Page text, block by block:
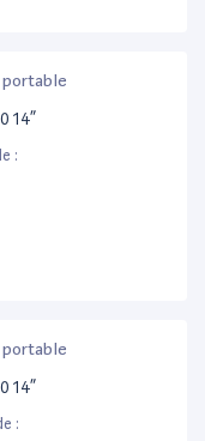
14”
:
14”
: